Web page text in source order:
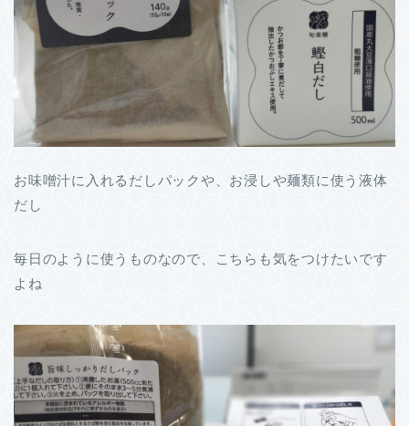
お味噌汁に入れるだしパックや、お浸しや麺類に使う液体
だし
毎日のように使うものなので、こちらも気をつけたいです
よね